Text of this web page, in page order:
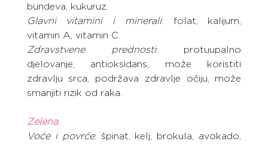
bundeva, kukuruz.
Glavni vitamini i minerali: folat, kalijum,
vitamin A, vitamin C.
Zdravstvene prednosti: protuupalno
djelovanje, antioksidans, može koristiti
zdravlju srca, podržava zdravlje očiju, može
smanjiti rizik od raka.
Zelena
Voće i povrće: špinat, kelj, brokula, avokado,